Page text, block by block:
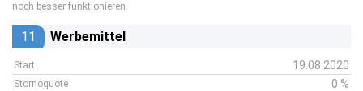
noch besser funktionieren.
11 Werbemittel
Start 19.08.2020
Stornoquote 0 %